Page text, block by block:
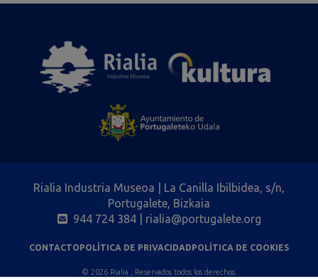
Rialia Industria Museoa | La Canilla Ibilbidea, s/n,
Portugalete, Bizkaia
944 724 384| rialia@portugalete.org
CONTACTO POLÍTICA DE PRIVACIDAD POLÍTICA DE COOKIES
© 2026 Rialia , Reservados todos los derechos.